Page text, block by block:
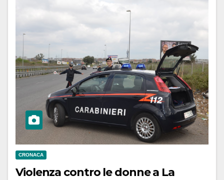
CRONACA
Violenza contro le donne a La